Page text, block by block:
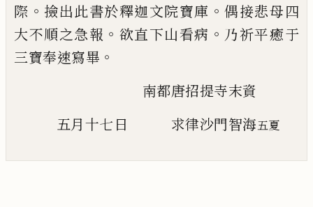
際 。 撿出此書於釋迦文院寶庫 。偶接悲母四
大不順之急報 。 欲直下山看病 。 乃祈平癒于
三寶奉速寫畢 。
南都唐招提寺末資
五月十七日 求律沙門智海五夏